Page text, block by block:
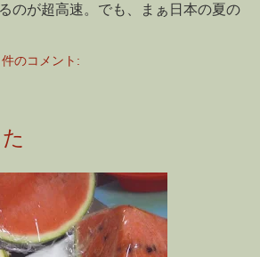
のが超高速。でも、まぁ日本の夏の
のコメント: